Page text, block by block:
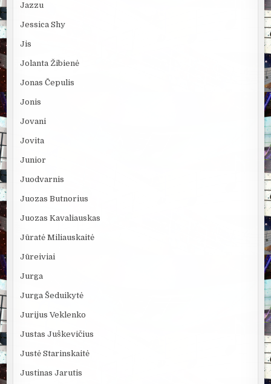
Jazzu
Jessica Shy
Jis
Jolanta Žibienė
Jonas Čepulis
Jonis
Jovani
Jovita
Junior
Juodvarnis
Juozas Butnorius
Juozas Kavaliauskas
Jūratė Miliauskaitė
Jūreiviai
Jurga
Jurga Šeduikytė
Jurijus Veklenko
Justas Juškevičius
Justė Starinskaitė
Justinas Jarutis